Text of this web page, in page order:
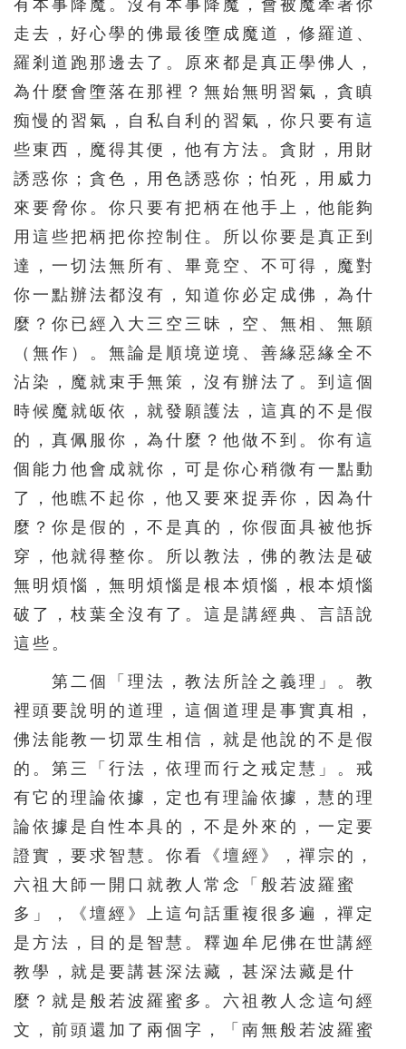
有本事降魔。沒有本事降魔，會被魔牽著你
走去，好心學的佛最後墮成魔道，修羅道、
羅剎道跑那邊去了。原來都是真正學佛人，
為什麼會墮落在那裡？無始無明習氣，貪瞋
痴慢的習氣，自私自利的習氣，你只要有這
些東西，魔得其便，他有方法。貪財，用財
誘惑你；貪色，用色誘惑你；怕死，用威力
來要脅你。你只要有把柄在他手上，他能夠
用這些把柄把你控制住。所以你要是真正到
達，一切法無所有、畢竟空、不可得，魔對
你一點辦法都沒有，知道你必定成佛，為什
麼？你已經入大三空三昧，空、無相、無願
（無作）。無論是順境逆境、善緣惡緣全不
沾染，魔就束手無策，沒有辦法了。到這個
時候魔就皈依，就發願護法，這真的不是假
的，真佩服你，為什麼？他做不到。你有這
個能力他會成就你，可是你心稍微有一點動
了，他瞧不起你，他又要來捉弄你，因為什
麼？你是假的，不是真的，你假面具被他拆
穿，他就得整你。所以教法，佛的教法是破
無明煩惱，無明煩惱是根本煩惱，根本煩惱
破了，枝葉全沒有了。這是講經典、言語說
這些。
第二個「理法，教法所詮之義理」。教
裡頭要說明的道理，這個道理是事實真相，
佛法能教一切眾生相信，就是他說的不是假
的。第三「行法，依理而行之戒定慧」。戒
有它的理論依據，定也有理論依據，慧的理
論依據是自性本具的，不是外來的，一定要
證實，要求智慧。你看《壇經》，禪宗的，
六祖大師一開口就教人常念「般若波羅蜜
多」，《壇經》上這句話重複很多遍，禪定
是方法，目的是智慧。釋迦牟尼佛在世講經
教學，就是要講甚深法藏，甚深法藏是什
麼？就是般若波羅蜜多。六祖教人念這句經
文，前頭還加了兩個字，「南無般若波羅蜜